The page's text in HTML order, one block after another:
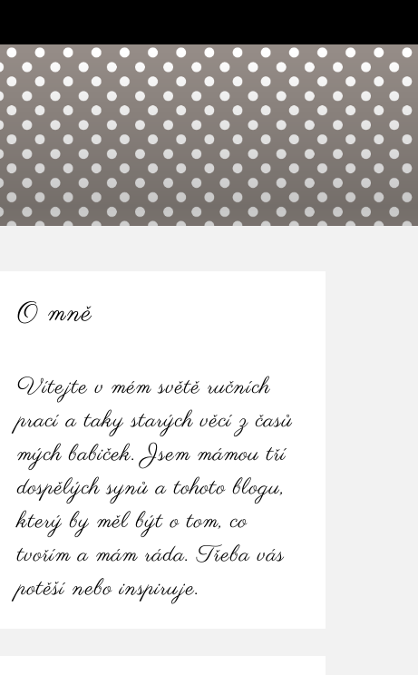
O mně
Vítejte v mém světě ručních
prací a taky starých věcí z časů
mých babiček. Jsem mámou tří
dospělých synů a tohoto blogu,
který by měl být o tom, co
tvořím a mám ráda. Třeba vás
potěší nebo inspiruje.